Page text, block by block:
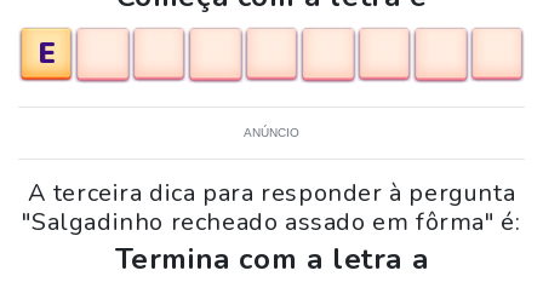
E
ANÚNCIO
A terceira dica para responder à pergunta
"Salgadinho recheado assado em fôrma" é:
Termina com a letra a